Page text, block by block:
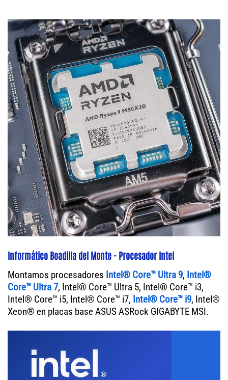
Informático Boadilla del Monte - Procesador Intel
Montamos procesadores Intel® Core™ Ultra 9, Intel®
Core™ Ultra 7, Intel® Core™ Ultra 5, Intel® Core™ i3,
Intel® Core™ i5, Intel® Core™ i7, Intel® Core™ i9, Intel®
Xeon® en placas base ASUS ASRock GIGABYTE MSI.